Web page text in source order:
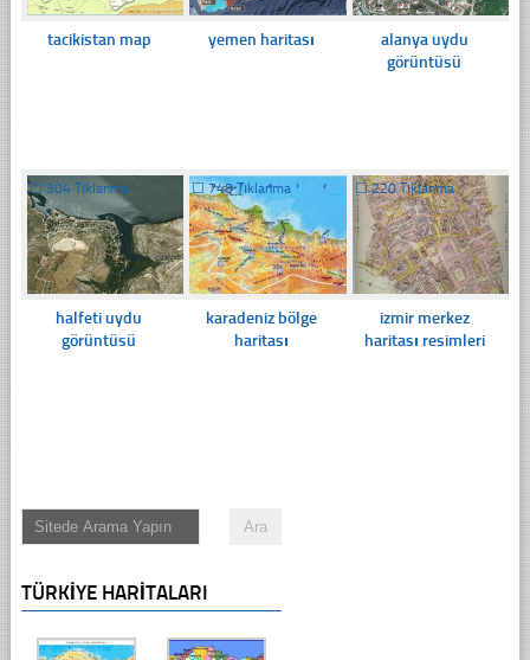
tacikistan map yemen haritası
alanya uydu
görüntüsü
☐ 304 Tıklanma
halfeti uydu
görüntüsü
☐748 Tıklanma
karadeniz bölge
haritası
☐220 Tıklanma
izmir merkez
haritası resimleri
TÜRKIYE HARITALARI